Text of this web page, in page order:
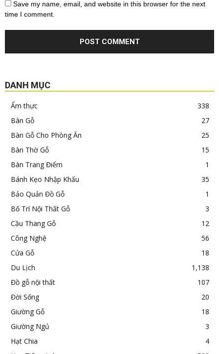
Save my name, email, and website in this browser for the next
time I comment.
DANH MỤC
Ẩm thực
338
Bàn Gỗ
27
Bàn Gỗ Cho Phòng Ăn
25
Bàn Thờ Gỗ
15
Bàn Trang Điểm
1
Bánh Kẹo Nhập Khẩu
35
Bảo Quản Đồ Gỗ
1
Bố Trí Nội Thất Gỗ
3
Cầu Thang Gỗ
12
Công Nghệ
56
Cửa Gỗ
18
Du Lịch
1,138
Đồ gỗ nội thất
107
Đời Sống
20
Giường Gỗ
18
Giường Ngủ
3
Hạt Chia
4